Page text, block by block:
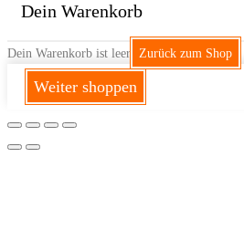
Dein Warenkorb
Dein Warenkorb ist leer Zurück zum Shop
Weiter shoppen